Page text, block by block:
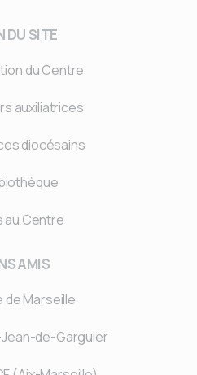
DU SITE
du Centre
auxiliatrices
diocésains
au Centre
AMIS
de Marseille
de-Garguier